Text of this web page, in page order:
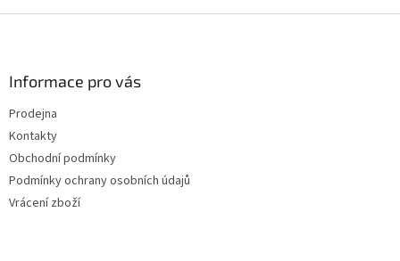
v
Informace pro vás
Prodejna
Kontakty
Obchodní podmínky
Podmínky ochrany osobních údajů
Vrácení zboží